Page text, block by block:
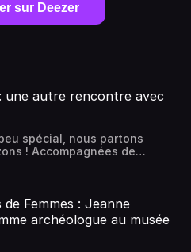
sur Deezer
une autre rencontre avec
spécial, nous partons
! Accompagnées de
partageons une autre
et le patrimoine qui
un expérience, se créer
paysages méconnus,
de découvrir, se dire que
Voyagerentrain.fr
Femmes : Jeanne
archéologue au musée